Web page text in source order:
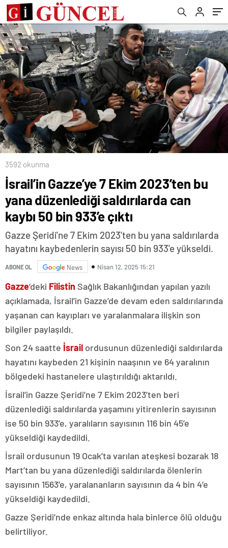
933’e çıktı
3592 okunma
İsrail’in Gazze’ye 7 Ekim 2023’ten bu
yana düzenlediği saldırılarda can
kaybı 50 bin 933’e çıktı
Gazze Şeridi'ne 7 Ekim 2023'ten bu yana saldırılarda
hayatını kaybedenlerin sayısı 50 bin 933'e yükseldi.
ABONE OL News Nisan 12, 2025 15:21
Gazze‘deki Filistin Sağlık Bakanlığından yapılan yazılı
açıklamada, İsrail’in Gazze’de devam eden saldırılarında
yaşanan can kayıpları ve yaralanmalara ilişkin son
bilgiler paylaşıldı.
Son 24 saatte İsrail ordusunun düzenlediği saldırılarda
hayatını kaybeden 21 kişinin naaşının ve 64 yaralının
bölgedeki hastanelere ulaştırıldığı aktarıldı.
İsrail’in Gazze Şeridi’ne 7 Ekim 2023’ten beri
düzenlediği saldırılarda yaşamını yitirenlerin sayısının
ise 50 bin 933’e, yaralıların sayısının 116 bin 45’e
yükseldiği kaydedildi.
İsrail ordusunun 19 Ocak’ta varılan ateşkesi bozarak 18
Mart’tan bu yana düzenlediği saldırılarda ölenlerin
sayısının 1563’e, yaralananların sayısının da 4 bin 4’e
yükseldiği kaydedildi.
Gazze Şeridi’nde enkaz altında hala binlerce ölü olduğu
belirtiliyor.